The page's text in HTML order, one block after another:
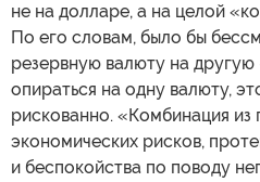
не на долларе, а на целой
По его словам, было бы
резервную валюту на
опираться на одну валюту,
рискованно. «Комбинация из
экономических рисков,
и беспокойства по поводу